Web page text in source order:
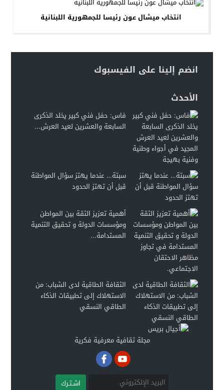
انتخاب ميشال عون رئيسا للجمهورية اللبنانية
انضم إلينا على الفيسبوك
الأحدث
فاس: حفل فني كبير يخلد الذكرى
السابعة والعشرين لعيد العرش...
سبتة… عندما يهتز سؤال المواطنة
قبل أن تهتز الحدود
أهمية تعزيز الثقة بين المواطن
ومؤسسات الدولة و تحقيق التنمية
المستدامة...
الثقافة الطاقية لدى الشباب: من
الاستهلاك إلى تطبيقات الذكاء
الطاقي النسقي
مجلة ثقافية معرفية فكرية
اشـتـرك